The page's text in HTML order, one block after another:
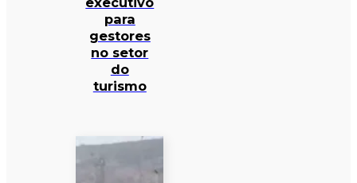
para
gestores
no setor
do
turismo